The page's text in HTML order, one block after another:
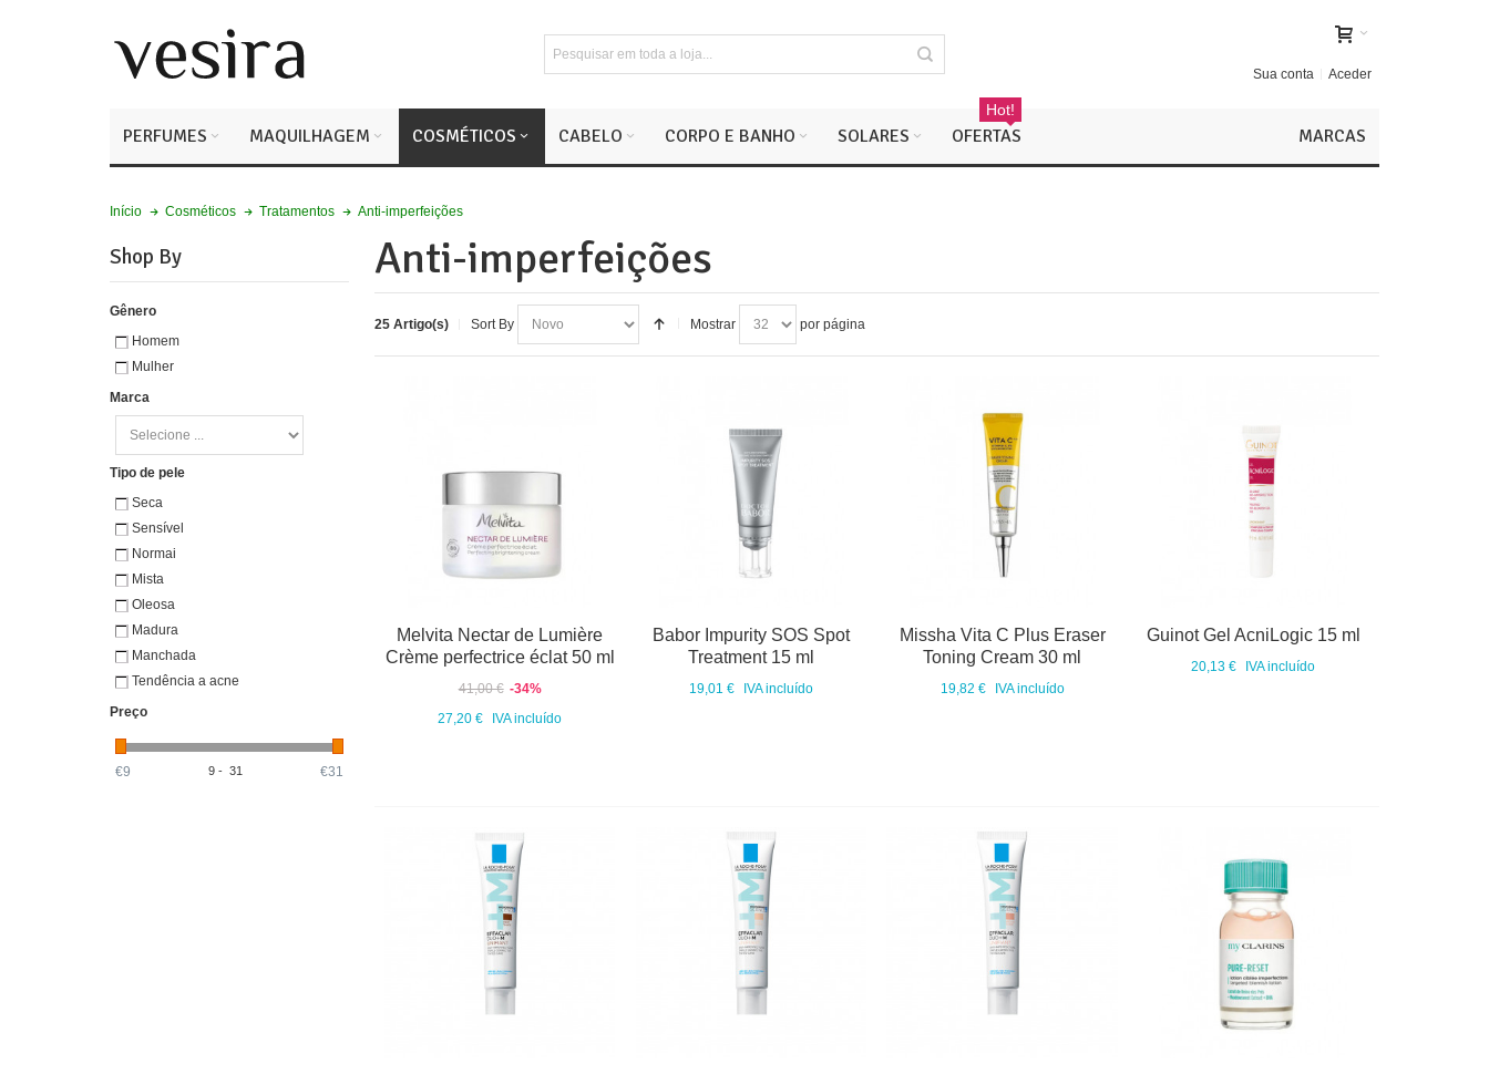
Sua conta Aceder
PERFUMES MAQUILHAGEM COSMÉTICOS CABELO CORPO E BANHO SOLARES OFERTAS
Hot!
MARCAS
Início Cosméticos Tratamentos Anti-imperfeições
Anti-imperfeições
25 Artigo(s) Sort By Mostrar por página
Melvita Nectar de Lumière
Crème perfectrice éclat 50 ml
41,00 € -34%
27,20 €
IVA incluído
Babor Impurity SOS Spot
Treatment 15 ml
19,01 € IVA incluído
Missha Vita C Plus Eraser
Toning Cream 30 ml
19,82 € IVA incluído
Guinot Gel AcniLogic 15 ml
20,13 € IVA incluído
Shop By
Gênero
Homem
Mulher
Marca
Tipo de pele
Seca
Sensível
Normai
Mista
Oleosa
Madura
Manchada
Tendência a acne
Preço
€9 €31
9- 31